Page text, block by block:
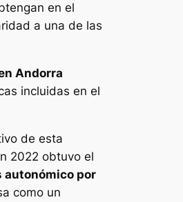
en el
a una de las
Andorra
incluidas en el
de esta
2022 obtuvo el
autonómico por
como un